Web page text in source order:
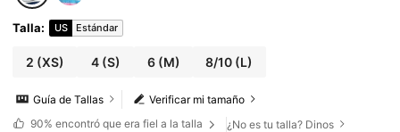
Talla: US Estándar
2 (XS) 4(S) 6(M) 8/10 (L)
Verificar mi tamaño
Guía de Tallas
90% encontró que era fiel a la talla ¿No es tu talla? Dinos